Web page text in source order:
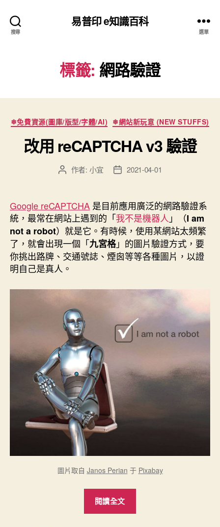
搜尋
易普印 e知識百科
選單
標籤: 網路驗證
分
類
❄免費資源(圖庫/版型/字體/AI) ❄網站新玩意 (NEW STUFFS)
改用 reCAPTCHA v3 驗證
文
者
作者: 小宜
文
佈
日
期
2021-04-01
Google reCAPTCHA 是目前應用廣泛的網路驗證系
統，最常在網站上遇到的「我不是機器人 」（I am
not a robot）就是它。有時候，使用某網站太頻繁
了，就會出現一個「九宮格」的圖片驗證方式，要
你挑出路牌、交通號誌、煙囪等等各種圖片，以證
明自己是真人。
圖片取自 Janos Perian 于 Pixabay
閱讀全文